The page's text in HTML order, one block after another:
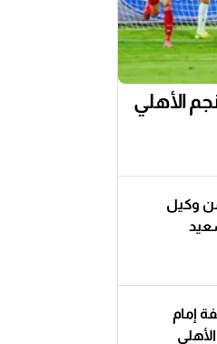
الأهلي
وكيل
إمام